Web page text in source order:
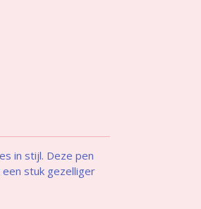
in stijl. Deze pen
stuk gezelliger